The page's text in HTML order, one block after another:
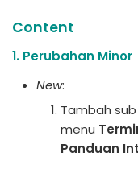
Content
1. Perubahan Minor
New:
Tambah
menu
Panduan